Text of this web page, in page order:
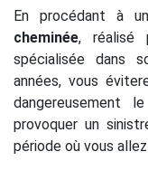
En procédant à
cheminée, réalisé
spécialisée dans
années, vous
dangereusement
provoquer un
période où vous